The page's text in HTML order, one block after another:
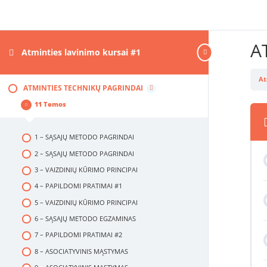
Atminties lavinimo kursai #1
ATMINTIES TECHNIKŲ PAGRINDAI
11 Temos
1 – SĄSAJŲ METODO PAGRINDAI
2 – SĄSAJŲ METODO PAGRINDAI
3 – VAIZDINIŲ KŪRIMO PRINCIPAI
4 – PAPILDOMI PRATIMAI #1
5 – VAIZDINIŲ KŪRIMO PRINCIPAI
6 – SĄSAJŲ METODO EGZAMINAS
7 – PAPILDOMI PRATIMAI #2
8 – ASOCIATYVINIS MĄSTYMAS